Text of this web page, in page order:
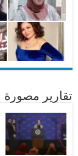
تقارير مصورة